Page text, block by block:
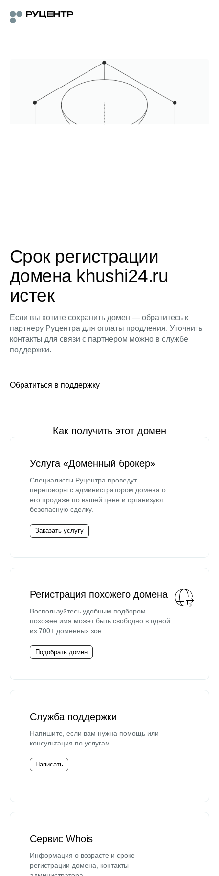
Срок регистрации
домена khushi24.ru
истек
Если вы хотите сохранить домен — обратитесь к
партнеру Руцентра для оплаты продления. Уточнить
контакты для связи с партнером можно в службе
поддержки.
Обратиться в поддержку
Как получить этот домен
Услуга «Доменный брокер»
Специалисты Руцентра проведут
переговоры с администратором домена о
его продаже по вашей цене и организуют
безопасную сделку.
Заказать услугу
Регистрация похожего домена
Воспользуйтесь удобным подбором —
похожее имя может быть свободно в одной
из 700+ доменных зон.
Подобрать домен
Служба поддержки
Напишите, если вам нужна помощь или
консультация по услугам.
Написать
Сервис Whois
Информация о возрасте и сроке
регистрации домена, контакты